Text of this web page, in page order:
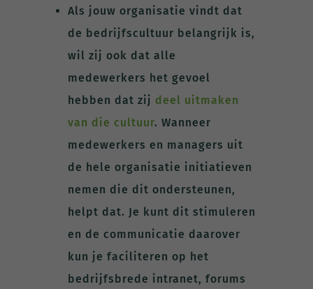
Als jouw organisatie vindt dat
de bedrijfscultuur belangrijk is,
wil zij ook dat alle
medewerkers het gevoel
hebben dat zij deel uitmaken
van die cultuur. Wanneer
medewerkers en managers uit
de hele organisatie initiatieven
nemen die dit ondersteunen,
helpt dat. Je kunt dit stimuleren
en de communicatie daarover
kun je faciliteren op het
bedrijfsbrede intranet, forums